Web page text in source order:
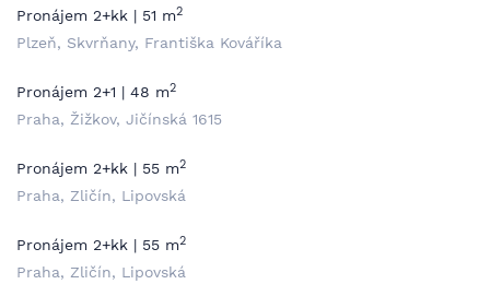
Pronájem 2+kk | 51 m2
Plzeň, Skvrňany, Františka Kováříka
Pronájem 2+1 | 48 m2
Praha, Žižkov, Jičínská 1615
Pronájem 2+kk | 55 m2
Praha, Zličín, Lipovská
Pronájem 2+kk | 55 m2
Praha, Zličín, Lipovská